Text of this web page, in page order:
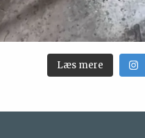
Læs mere